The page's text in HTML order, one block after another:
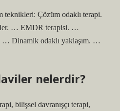
teknikleri: Çözüm odaklı terapi.
… EMDR terapisi. …
… Dinamik odaklı yaklaşım. …
nelerdir?
bilişsel davranışçı terapi,